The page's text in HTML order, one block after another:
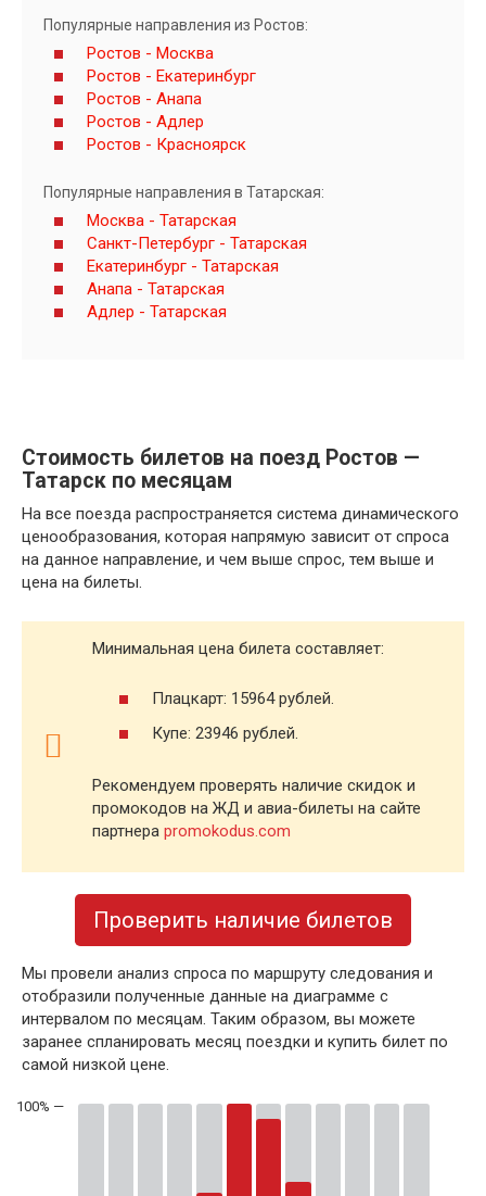
Популярные направления из Ростов:
Ростов - Москва
Ростов - Екатеринбург
Ростов - Анапа
Ростов - Адлер
Ростов - Красноярск
Популярные направления в Татарская:
Москва - Татарская
Санкт-Петербург - Татарская
Екатеринбург - Татарская
Анапа - Татарская
Адлер - Татарская
Стоимость билетов на поезд Ростов —
Татарск по месяцам
На все поезда распространяется система динамического
ценообразования, которая напрямую зависит от спроса
на данное направление, и чем выше спрос, тем выше и
цена на билеты.
Минимальная цена билета составляет:
Плацкарт: 15964 рублей.
Купе: 23946 рублей.
Рекомендуем проверять наличие скидок и
промокодов на ЖД и авиа-билеты на сайте
партнера promokodus.com
Проверить наличие билетов
Мы провели анализ спроса по маршруту следования и
отобразили полученные данные на диаграмме с
интервалом по месяцам. Таким образом, вы можете
заранее спланировать месяц поездки и купить билет по
самой низкой цене.